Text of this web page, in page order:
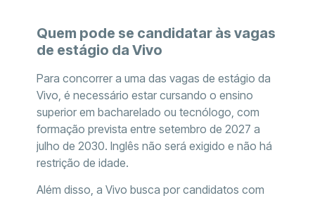
Quem pode se candidatar às vagas
de estágio da Vivo
Para concorrer a uma das vagas de estágio da
Vivo, é necessário estar cursando o ensino
superior em bacharelado ou tecnólogo, com
formação prevista entre setembro de 2027 a
julho de 2030. Inglês não será exigido e não há
restrição de idade.
Além disso, a Vivo busca por candidatos com